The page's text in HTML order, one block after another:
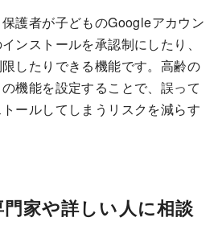
護者が子どものGoogleアカウン
ンストールを承認制にしたり、
したりできる機能です。高齢の
機能を設定することで、誤って
ールしてしまうリスクを減らす
家や詳しい人に相談